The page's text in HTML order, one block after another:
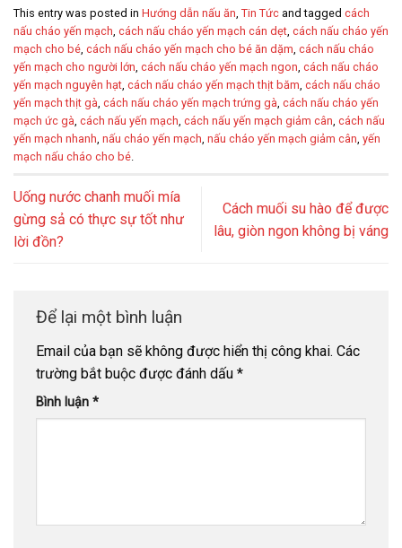
This entry was posted in Hướng dẫn nấu ăn, Tin Tức and tagged cách
nấu cháo yến mạch, cách nấu cháo yến mạch cán dẹt, cách nấu cháo yến
mạch cho bé, cách nấu cháo yến mạch cho bé ăn dặm, cách nấu cháo
yến mạch cho người lớn, cách nấu cháo yến mạch ngon, cách nấu cháo
yến mạch nguyên hạt, cách nấu cháo yến mạch thịt băm, cách nấu cháo
yến mạch thịt gà, cách nấu cháo yến mạch trứng gà, cách nấu cháo yến
mạch ức gà, cách nấu yến mạch, cách nấu yến mạch giảm cân, cách nấu
yến mạch nhanh, nấu cháo yến mạch, nấu cháo yến mạch giảm cân, yến
mạch nấu cháo cho bé.
Uống nước chanh muối mía
gừng sả có thực sự tốt như
lời đồn?
Cách muối su hào để được
lâu, giòn ngon không bị váng
Để lại một bình luận
Email của bạn sẽ không được hiển thị công khai. Các
trường bắt buộc được đánh dấu *
Bình luận *